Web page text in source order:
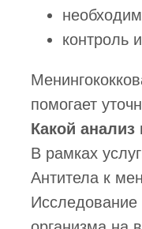
контроль
помогает
Какой анализ
В рамках
Антитела к
Исследование